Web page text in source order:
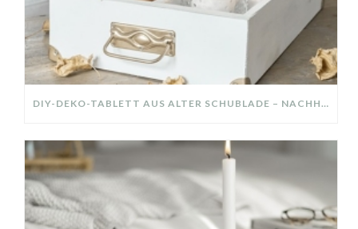
DIY-DEKO-TABLETT AUS ALTER SCHUBLADE – NACHHALTIGE HERBSTDEKO SELBER MACHEN!